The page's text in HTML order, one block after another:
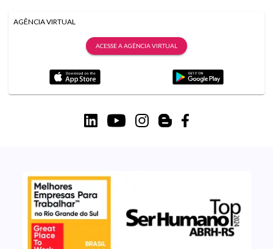
AGÊNCIA VIRTUAL
ACESSE A AGÊNCIA VIRTUAL